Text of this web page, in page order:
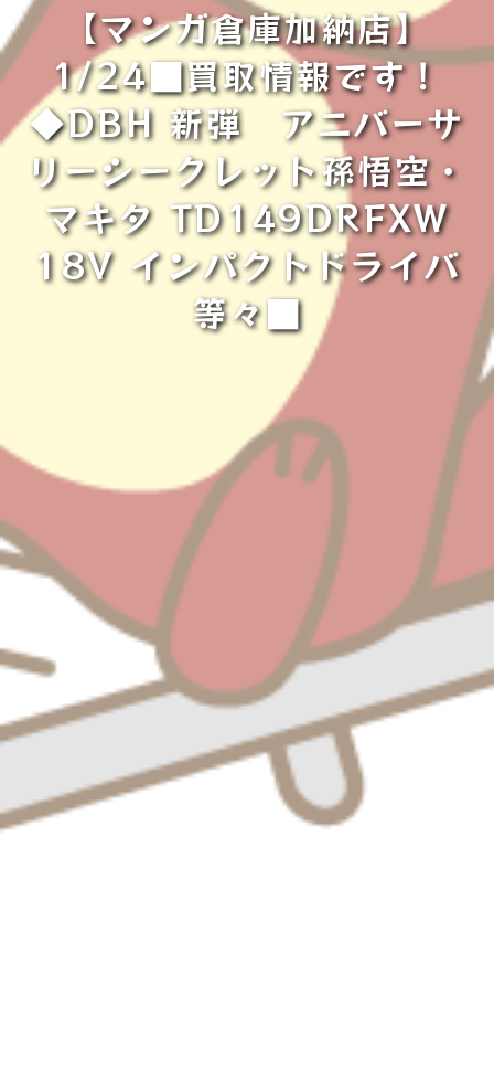
【マンガ倉庫加納店】
1/24■買取情報です！
◆DBH 新弾 アニバーサ
リーシークレット孫悟空・
マキタ TD149DRFXW
18V インパクトドライバ
等々■